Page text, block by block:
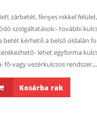
zárbetét, fényes nikkel
szolgáltatások:- további
betét kérhető a belső oldalán
lehet egyforma
vagy vezérkulcsos rendszer...
Kosárba rak